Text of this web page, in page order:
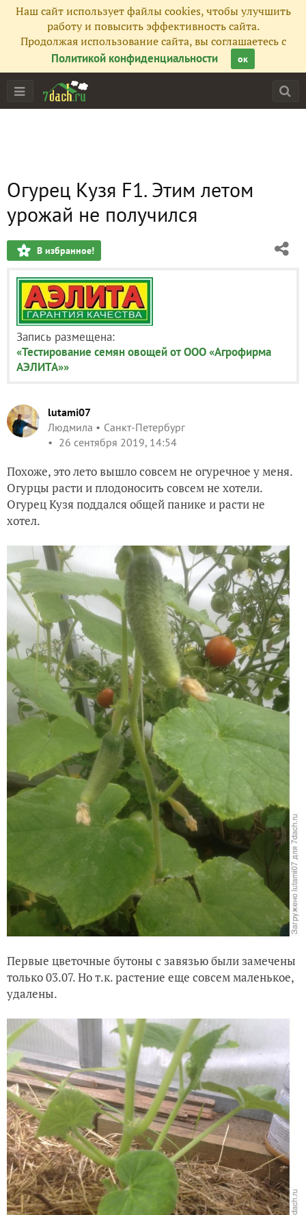
Наш сайт использует файлы cookies, чтобы улучшить
работу и повысить эффективность сайта.
Продолжая использование сайта, вы соглашаетесь с
Политикой конфиденциальности
ок
Огурец Кузя F1. Этим летом
урожай не получился
В избранное!
Запись размещена:
«Тестирование семян овощей от ООО «Агрофирма
АЭЛИТА»»
lutami07
Людмила
Санкт-Петербург
26 сентября 2019, 14:54
Похоже, это лето вышло совсем не огуречное у меня.
Огурцы расти и плодоносить совсем не хотели.
Огурец Кузя поддался общей панике и расти не
хотел.
Первые цветочные бутоны с завязью были замечены
только 03.07. Но т.к. растение еще совсем маленькое,
удалены.